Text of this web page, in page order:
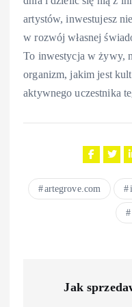
artystów, inwestujesz
w rozwój własnej
To inwestycja w żywy,
organizm, jakim jest
aktywnego uczestnika
artegrove.com
Jak